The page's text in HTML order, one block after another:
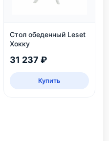
Стол обеденный Leset
Хокку
31 237 ₽
Купить